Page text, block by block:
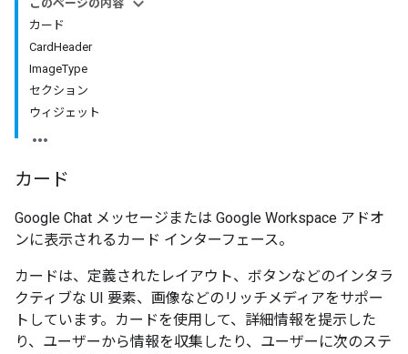
このページの内容
カード
CardHeader
ImageType
セクション
ウィジェット
カード
Google Chat メッセージまたは Google Workspace アドオ
ンに表示されるカード インターフェース。
カードは、定義されたレイアウト、ボタンなどのインタラ
クティブな UI 要素、画像などのリッチメディアをサポー
トしています。カードを使用して、詳細情報を提示した
り、ユーザーから情報を収集したり、ユーザーに次のステ